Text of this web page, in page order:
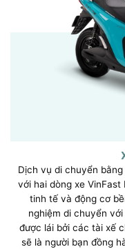
Dịch vụ di chuyển
với hai dòng xe
tinh tế và động cơ
nghiệm di chuyển
được lái bởi các tài xế
sẽ là người bạn đồng